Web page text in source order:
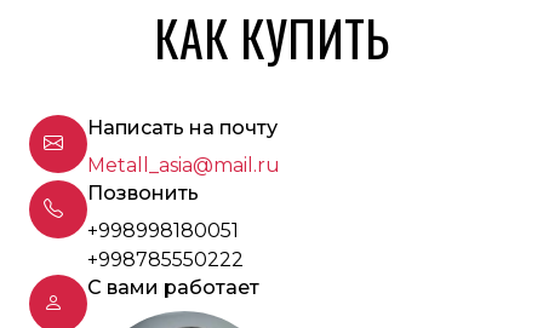
КАК КУПИТЬ
Написать на почту
Metall_asia@mail.ru
Позвонить
+998998180051
+998785550222
С вами работает